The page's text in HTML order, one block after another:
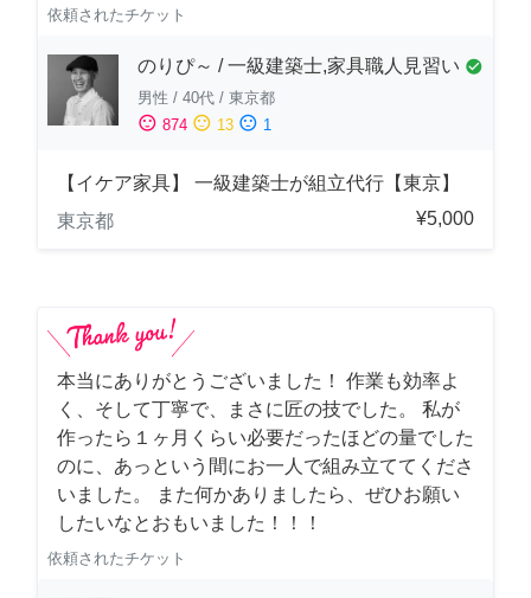
依頼されたチケット
のりぴ～ / 一級建築士,家具職人見習い check_circle
男性 / 40代 / 東京都
sentiment_satisfied 874 sentiment_neutral 13 sentiment_dissatisfied 1
【イケア家具】 一級建築士が組立代行【東京】
東京都
¥5,000
本当にありがとうございました！ 作業も効率よ
く、そして丁寧で、まさに匠の技でした。 私が
作ったら１ヶ月くらい必要だったほどの量でした
のに、あっという間にお一人で組み立ててくださ
いました。 また何かありましたら、ぜひお願い
したいなとおもいました！！！
依頼されたチケット